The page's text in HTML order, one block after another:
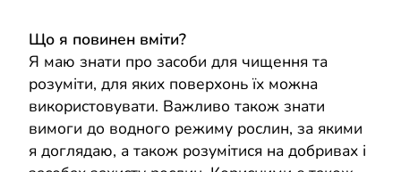
Що я повинен вміти?
Я маю знати про засоби для чищення та
розуміти, для яких поверхонь їх можна
використовувати. Важливо також знати
вимоги до водного режиму рослин, за якими
я доглядаю, а також розумітися на добривах і